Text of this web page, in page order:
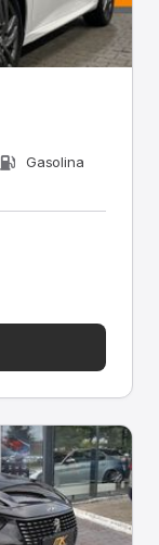
Gasolina